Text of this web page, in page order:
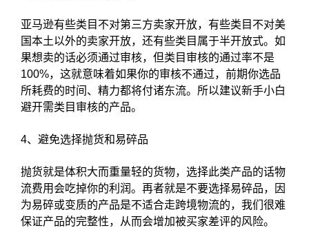
亚马逊有些类目不对第三方卖家开放，有些类目不对美
国本土以外的卖家开放，还有些类目属于半开放式。如
果想卖的话必须通过审核，但类目审核的通过率不是
100%，这就意味着如果你的审核不通过，前期你选品
所耗费的时间、精力都将付诸东流。所以建议新手小白
避开需类目审核的产品。
4、避免选择抛货和易碎品
抛货就是体积大而重量轻的货物，选择此类产品的话物
流费用会吃掉你的利润。再者就是不要选择易碎品，因
为易碎或变质的产品是不适合走跨境物流的，我们很难
保证产品的完整性，从而会增加被买家差评的风险。‍